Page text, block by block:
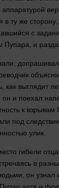
в ту же сторону,
с
Пупара, и
как выглядит
и поехал
к взрывам
под
улик.
гибели
в
, он